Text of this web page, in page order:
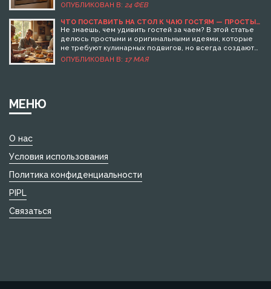
кухня становится опасной. Узнайте, какие риски есть и
ОПУБЛИКОВАН В: 24 ФЕВ
ЧТО ПОСТАВИТЬ НА СТОЛ К ЧАЮ ГОСТЯМ — ПРОСТЫЕ
И ЛУЧШИЕ ИДЕИ
Не знаешь, чем удивить гостей за чаем? В этой статье
делюсь простыми и оригинальными идеями, которые
не требуют кулинарных подвигов, но всегда создают
уютную атмосферу. Подобрала варианты для любого
ОПУБЛИКОВАН В: 17 МАЯ
МЕНЮ
О нас
Условия использования
Политика конфиденциальности
PIPL
Связаться